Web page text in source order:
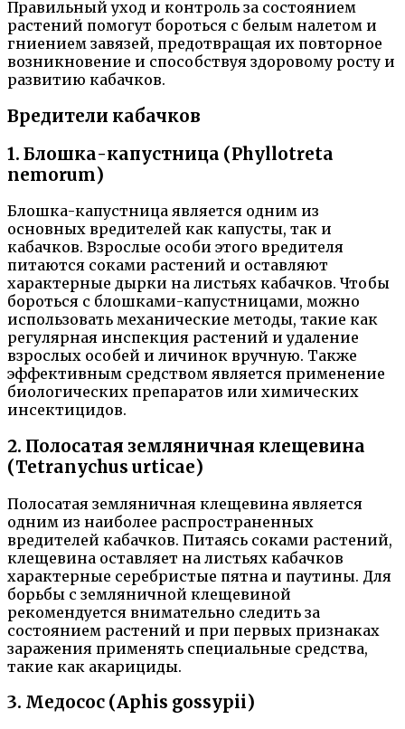
Правильный уход и контроль за состоянием
растений помогут бороться с белым налетом и
гниением завязей, предотвращая их повторное
возникновение и способствуя здоровому росту и
развитию кабачков.
Вредители кабачков
1. Блошка-капустница (Phyllotreta
nemorum)
Блошка-капустница является одним из
основных вредителей как капусты, так и
кабачков. Взрослые особи этого вредителя
питаются соками растений и оставляют
характерные дырки на листьях кабачков. Чтобы
бороться с блошками-капустницами, можно
использовать механические методы, такие как
регулярная инспекция растений и удаление
взрослых особей и личинок вручную. Также
эффективным средством является применение
биологических препаратов или химических
инсектицидов.
2. Полосатая земляничная клещевина
(Tetranychus urticae)
Полосатая земляничная клещевина является
одним из наиболее распространенных
вредителей кабачков. Питаясь соками растений,
клещевина оставляет на листьях кабачков
характерные серебристые пятна и паутины. Для
борьбы с земляничной клещевиной
рекомендуется внимательно следить за
состоянием растений и при первых признаках
заражения применять специальные средства,
такие как акарициды.
3. Медосос (Aphis gossypii)